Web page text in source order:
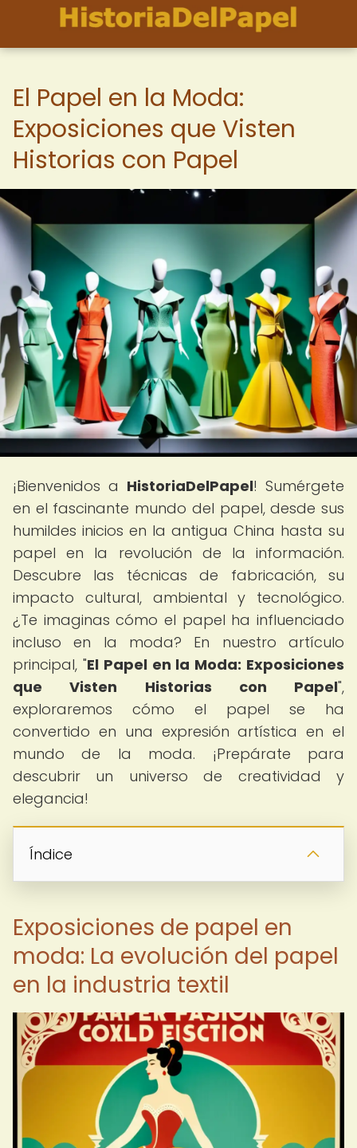
El Papel en la Moda:
Exposiciones que Visten
Historias con Papel
¡Bienvenidos a HistoriaDelPapel! Sumérgete
en el fascinante mundo del papel, desde sus
humildes inicios en la antigua China hasta su
papel en la revolución de la información.
Descubre las técnicas de fabricación, su
impacto cultural, ambiental y tecnológico.
¿Te imaginas cómo el papel ha influenciado
incluso en la moda? En nuestro artículo
principal, "El Papel en la Moda: Exposiciones
que Visten Historias con Papel",
exploraremos cómo el papel se ha
convertido en una expresión artística en el
mundo de la moda. ¡Prepárate para
descubrir un universo de creatividad y
elegancia!
Índice
Exposiciones de papel en
moda: La evolución del papel
en la industria textil